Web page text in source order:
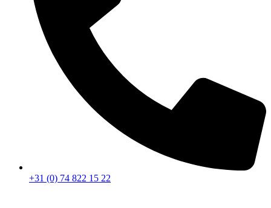
+31 (0) 74 822 15 22